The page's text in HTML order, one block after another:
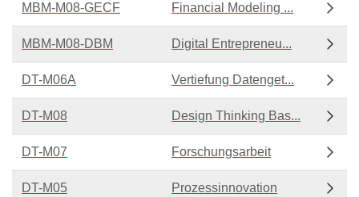
MBM-M08-GECF Financial Modeling ...
MBM-M08-DBM Digital Entrepreneu...
DT-M06A Vertiefung Datenget...
DT-M08 Design Thinking Bas...
DT-M07 Forschungsarbeit
DT-M05 Prozessinnovation